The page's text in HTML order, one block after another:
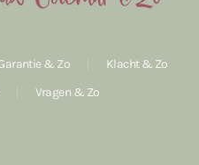
& Zo
Klacht & Zo
Vragen & Zo